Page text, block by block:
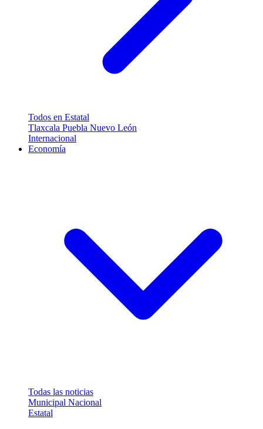
Todos en Estatal
Tlaxcala Puebla Nuevo León
Internacional
Economía
Todas las noticias
Municipal Nacional
Estatal